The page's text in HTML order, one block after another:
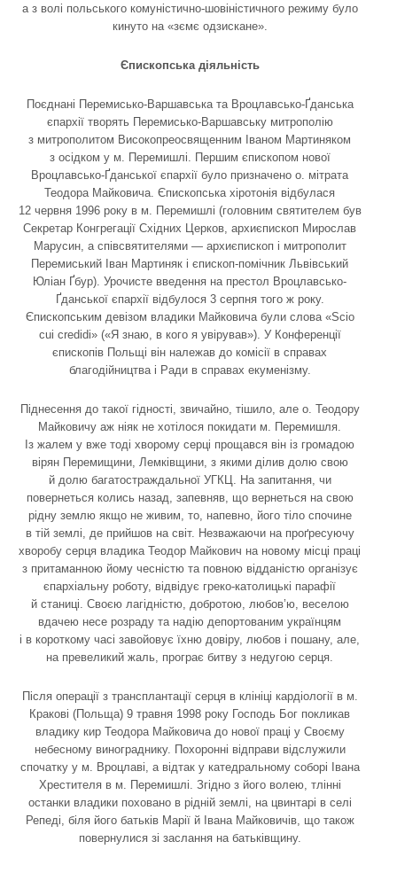
а з волі польського комуністично-шовіністичного режиму було
кинуто на «зємє одзискане».
Єпископська діяльність
Поєднані Перемисько-Варшавська та Вроцлавсько-Ґданська
єпархії творять Перемисько-Варшавську митрополію
з митрополитом Високопреосвященним Іваном Мартиняком
з осідком у м. Перемишлі. Першим єпископом нової
Вроцлавсько-Ґданської єпархії було призначено о. мітрата
Теодора Майковича. Єпископська хіротонія відбулася
12 червня 1996 року в м. Перемишлі (головним святителем був
Секретар Конгрегації Східних Церков, архиєпископ Мирослав
Марусин, а співсвятителями — архиєпископ і митрополит
Перемиський Іван Мартиняк і єпископ-помічник Львівський
Юліан Ґбур). Урочисте введення на престол Вроцлавсько-
Ґданської єпархії відбулося 3 серпня того ж року.
Єпископським девізом владики Майковича були слова «Scio
cui credidi» («Я знаю, в кого я увірував»). У Конференції
єпископів Польщі він належав до комісії в справах
благодійництва і Ради в справах екуменізму.
Піднесення до такої гідності, звичайно, тішило, але о. Теодору
Майковичу аж ніяк не хотілося покидати м. Перемишля.
Із жалем у вже тоді хворому серці прощався він із громадою
вірян Перемищини, Лемківщини, з якими ділив долю свою
й долю багатостраждальної УГКЦ. На запитання, чи
повернеться колись назад, запевняв, що вернеться на свою
рідну землю якщо не живим, то, напевно, його тіло спочине
в тій землі, де прийшов на світ. Незважаючи на проґресуючу
хворобу серця владика Теодор Майкович на новому місці праці
з притаманною йому чесністю та повною відданістю організує
єпархіальну роботу, відвідує греко-католицькі парафії
й станиці. Своєю лагідністю, добротою, любов’ю, веселою
вдачею несе розраду та надію депортованим українцям
і в короткому часі завойовує їхню довіру, любов і пошану, але,
на превеликий жаль, програє битву з недугою серця.
Після операції з трансплантації серця в клініці кардіології в м.
Кракові (Польща) 9 травня 1998 року Господь Бог покликав
владику кир Теодора Майковича до нової праці у Своєму
небесному винограднику. Похоронні відправи відслужили
спочатку у м. Вроцлаві, а відтак у катедральному соборі Івана
Хрестителя в м. Перемишлі. Згідно з його волею, тлінні
останки владики поховано в рідній землі, на цвинтарі в селі
Репеді, біля його батьків Марії й Івана Майковичів, що також
повернулися зі заслання на батьківщину.